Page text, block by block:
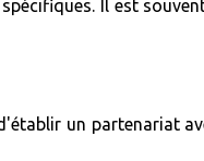
Il est
un partenariat